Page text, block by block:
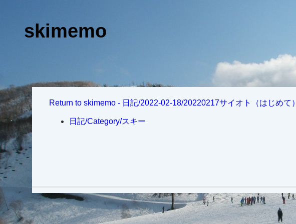
skimemo
Return to skimemo - 日記/2022-02-18/20220217サイオト（はじめて）
日記/Category/スキー